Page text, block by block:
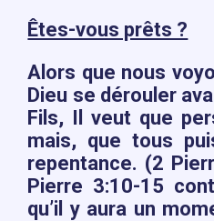
Êtes-vous prêts ?
Alors que nous
Dieu se dérouler
Fils, Il veut que
mais, que tous
repentance. (2
Pierre 3:10-15
qu’il y aura un